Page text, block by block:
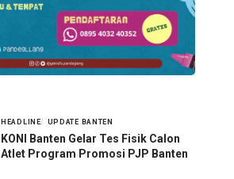
HEADLINE UPDATE BANTEN
KONI Banten Gelar Tes Fisik Calon
Atlet Program Promosi PJP Banten